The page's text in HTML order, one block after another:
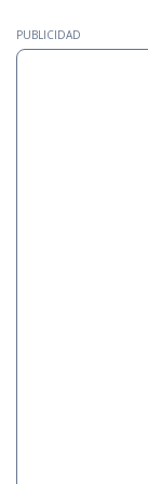
PUBLICIDAD